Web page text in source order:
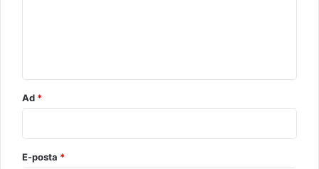
Ad *
E-posta *